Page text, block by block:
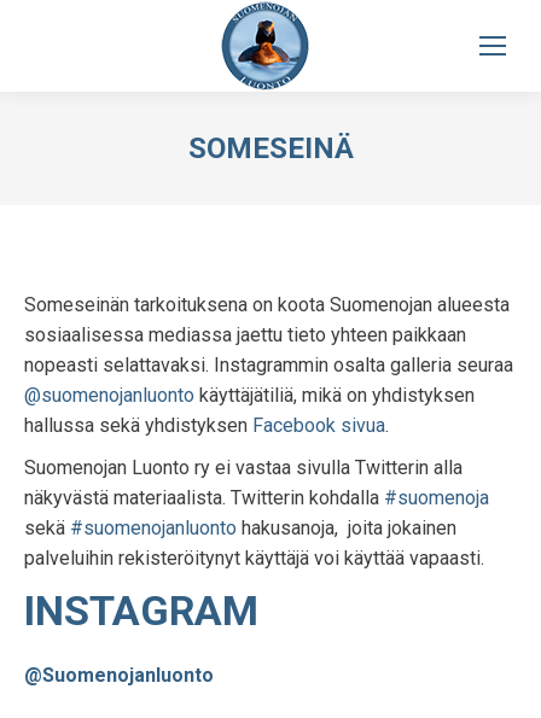
SOMESEINÄ
Someseinän tarkoituksena on koota Suomenojan alueesta
sosiaalisessa mediassa jaettu tieto yhteen paikkaan
nopeasti selattavaksi. Instagrammin osalta galleria seuraa
@suomenojanluonto käyttäjätiliä, mikä on yhdistyksen
hallussa sekä yhdistyksen Facebook sivua.
Suomenojan Luonto ry ei vastaa sivulla Twitterin alla
näkyvästä materiaalista. Twitterin kohdalla #suomenoja
sekä #suomenojanluonto hakusanoja, joita jokainen
palveluihin rekisteröitynyt käyttäjä voi käyttää vapaasti.
INSTAGRAM
@Suomenojanluonto